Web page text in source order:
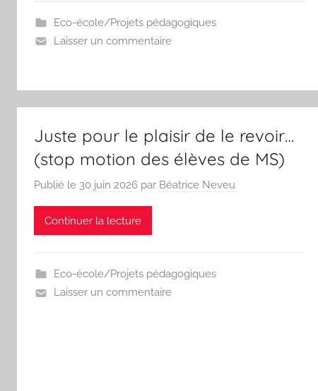
Eco-école/Projets pédagogiques
Laisser un commentaire
Juste pour le plaisir de le revoir…
(stop motion des élèves de MS)
Publié le 30 juin 2026 par Béatrice Neveu
Continuer la lecture
Eco-école/Projets pédagogiques
Laisser un commentaire